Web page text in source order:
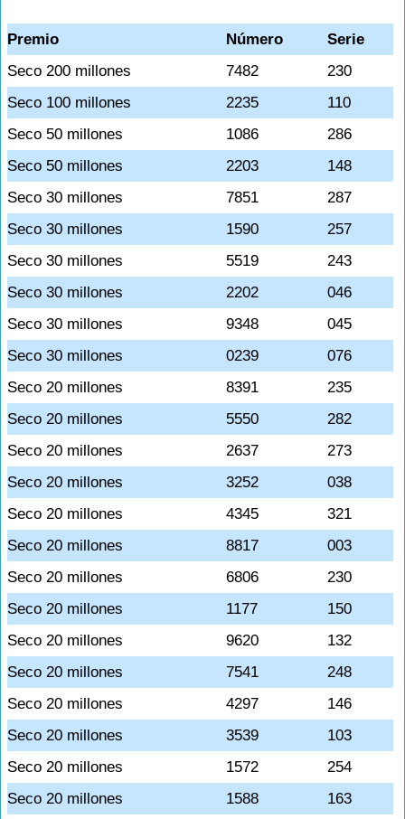
Premio Número
Serie
Seco 200 millones
7482
230
Seco 100 millones
2235
110
Seco 50 millones
1086
286
Seco 50 millones
2203
148
Seco 30 millones
7851
287
Seco 30 millones
1590
257
Seco 30 millones
5519
243
Seco 30 millones
2202
046
Seco 30 millones
9348
045
Seco 30 millones
0239
076
Seco 20 millones
8391
235
Seco 20 millones
5550
282
Seco 20 millones
2637
273
Seco 20 millones
3252
038
Seco 20 millones
4345
321
Seco 20 millones
8817
003
Seco 20 millones
6806
230
Seco 20 millones
1177
150
Seco 20 millones
9620
132
Seco 20 millones
7541
248
Seco 20 millones
4297
146
Seco 20 millones
3539
103
Seco 20 millones
1572
254
Seco 20 millones
1588
163